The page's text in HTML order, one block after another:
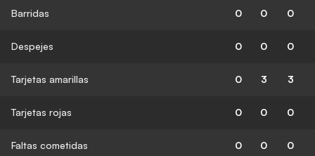
Barridas 0 0 0
Despejes 0 0 0
Tarjetas amarillas 0 3 3
Tarjetas rojas 0 0 0
Faltas cometidas 0 0 0